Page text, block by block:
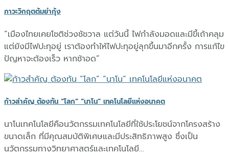
ภาวะวิกฤตต้มยำกุ้ง
“เมืองไทยเคยโชติช่วงชัชวาล แต่วันนี้ ไฟกำลังมอดและมีขี้เถ้าคลุม
แต่ยังมีไฟปะทุอยู่ เราต้องทำให้ไฟปะทุอยู่ลุกขึ้นมาอีกครั้ง การแก้ไข
ปัญหาจะต้องเร็ว หากช้าอด”
ก้าวสำคัญ ต้องทัน “โลก” “นาโน” เทคโนโลยีแห่งอนาคต
นาโนเทคโนโลยีคือนวัตกรรมเทคโนโลยีที่ใช้ประโยชน์จากโครงสร้าง
ขนาดเล็ก ที่มีคุณสมบัติพิเศษและมีประสิทธิภาพสูง ซึ่งเป็น
นวัตกรรมทางวิทยาศาสตร์และเทคโนโลยี…